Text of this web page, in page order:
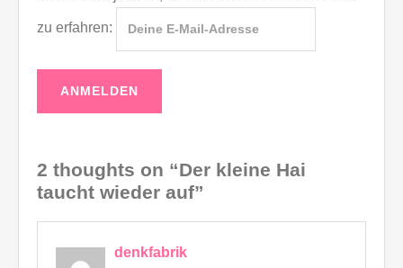
zu erfahren:
2 thoughts on “Der kleine Hai
taucht wieder auf”
denkfabrik